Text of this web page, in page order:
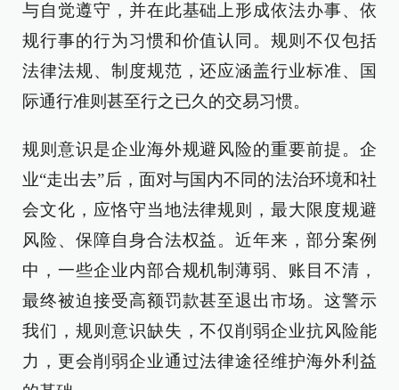
与自觉遵守，并在此基础上形成依法办事、依
规行事的行为习惯和价值认同。规则不仅包括
法律法规、制度规范，还应涵盖行业标准、国
际通行准则甚至行之已久的交易习惯。
规则意识是企业海外规避风险的重要前提。企
业“走出去”后，面对与国内不同的法治环境和社
会文化，应恪守当地法律规则，最大限度规避
风险、保障自身合法权益。近年来，部分案例
中，一些企业内部合规机制薄弱、账目不清，
最终被迫接受高额罚款甚至退出市场。这警示
我们，规则意识缺失，不仅削弱企业抗风险能
力，更会削弱企业通过法律途径维护海外利益